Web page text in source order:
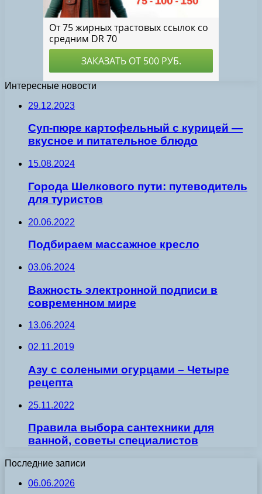
Интересные новости
29.12.2023
Суп-пюре картофельный с курицей —
вкусное и питательное блюдо
15.08.2024
Города Шелкового пути: путеводитель
для туристов
20.06.2022
Подбираем массажное кресло
03.06.2024
Важность электронной подписи в
современном мире
13.06.2024
02.11.2019
Азу с солеными огурцами – Четыре
рецепта
25.11.2022
Правила выбора сантехники для
ванной, советы специалистов
Последние записи
06.06.2026